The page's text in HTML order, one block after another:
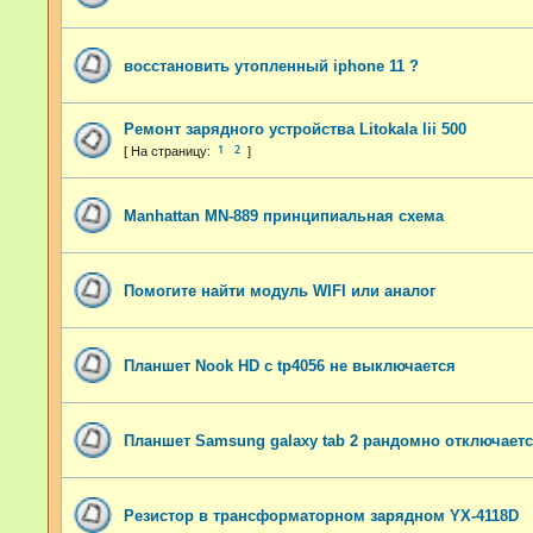
восстановить утопленный iphone 11 ?
Ремонт зарядного устройства Litokala lii 500
1 2
Manhattan MN-889 принципиальная схема
Помогите найти модуль WIFI или аналог
Планшет Nook HD с tp4056 не выключается
Планшет Samsung galaxy tab 2 рандомно
Резистор в трансформаторном зарядном YX-4118D